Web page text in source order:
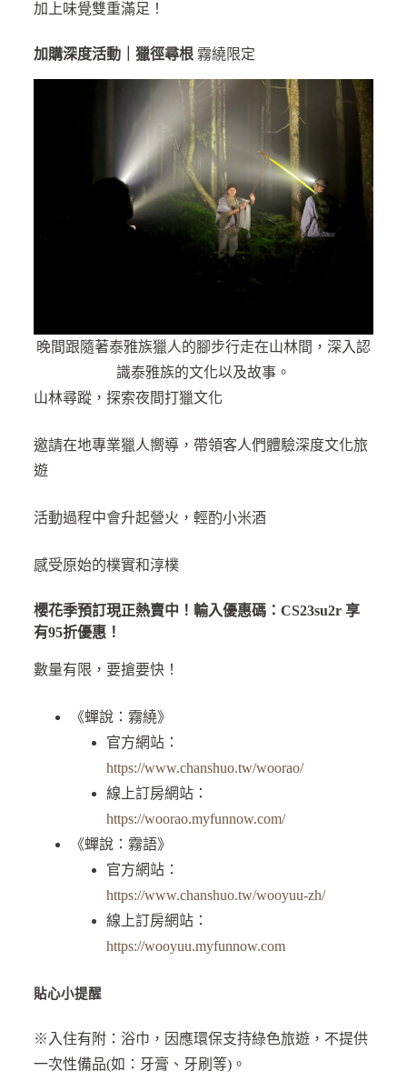
加上味覺雙重滿足！
加購深度活動｜獵徑尋根霧繞限定
晚間跟隨著泰雅族獵人的腳步行走在山林間，深入認
識泰雅族的文化以及故事。
山林尋蹤，探索夜間打獵文化
邀請在地專業獵人嚮導，帶領客人們體驗深度文化旅
遊
活動過程中會升起營火，輕酌小米酒
感受原始的樸實和淳樸
櫻花季預訂現正熱賣中！輸入優惠碼：CS23su2r 享
有95折優惠！
數量有限，要搶要快！
《蟬說：霧繞》
官方網站：
https://www.chanshuo.tw/woorao/
線上訂房網站：
https://woorao.myfunnow.com/
《蟬說：霧語》
官方網站：
https://www.chanshuo.tw/wooyuu-zh/
線上訂房網站：
https://wooyuu.myfunnow.com
貼心小提醒
※入住有附：浴巾，因應環保支持綠色旅遊，不提供
一次性備品(如：牙膏、牙刷等)。